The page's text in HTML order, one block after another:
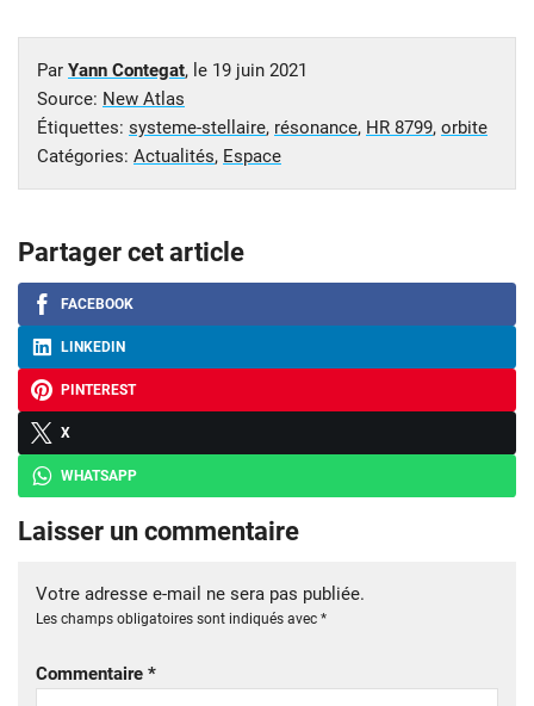
Par Yann Contegat, le 19 juin 2021
Source: New Atlas
Étiquettes: systeme-stellaire, résonance, HR 8799, orbite
Catégories: Actualités, Espace
Partager cet article
FACEBOOK
LINKEDIN
PINTEREST
X
WHATSAPP
Laisser un commentaire
Votre adresse e-mail ne sera pas publiée.
Les champs obligatoires sont indiqués avec *
Commentaire *